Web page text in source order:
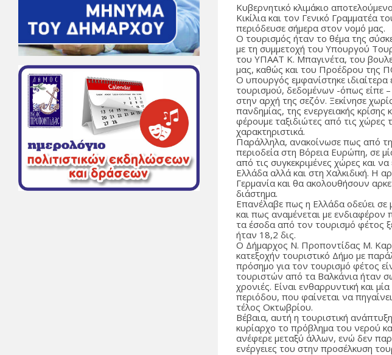
Κυβερνητικό κλιμάκιο
Κικίλια και τον Γενικό
περιόδευσε σήμερα στον νομό μας.
Ο τουρισμός ήταν το θέμα της
με τη συμμετοχή του Υπουργού
του ΥΠΑΑΤ Κ. Μπαγινέτα, του
μας, καθώς και του Προέδρου της
Ο υπουργός εμφανίστηκε
τουρισμού, δεδομένων -όπως είπε
στην αρχή της σεζόν. Ξεκίνησε
πανδημίας, της ενεργειακής
φέρουμε ταξιδιώτες από τις
χαρακτηριστικά.
Παράλληλα, ανακοίνωσε πως από
περιοδεία στη Βόρεια Ευρώπη, σε
από τις συγκεκριμένες χώρες και
Ελλάδα αλλά και στη Χαλκιδική. Η
Γερμανία και θα ακολουθήσουν
διάστημα.
Επανέλαβε πως η Ελλάδα οδεύει σε
και πως αναμένεται με
τα έσοδα από τον τουρισμό φέτος
ήταν 18,2 δις.
Ο Δήμαρχος Ν. Προποντίδας Μ.
κατεξοχήν τουριστικό Δήμο με
πρόσημο για τον τουρισμό φέτος
τουριστών από τα Βαλκάνια ήταν
χρονιές. Είναι ενθαρρυντική και
περιόδου, που φαίνεται να
τέλος Οκτωβρίου.
Βέβαια, αυτή η τουριστική
κυρίαρχο το πρόβλημα του νερού
ανέφερε μεταξύ άλλων, ενώ δεν
ενέργειες του στην προσέλκυση